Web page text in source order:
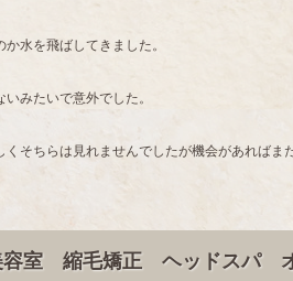
水を飛ばしてきました。
みたいで意外でした。
くそちらは見れませんでしたが機会があればま
容室 縮毛矯正 ヘッドスパ